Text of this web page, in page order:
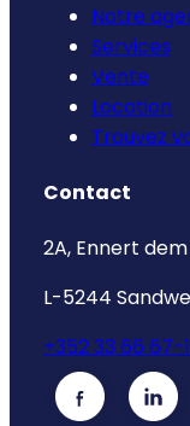
Notre
Services
Vente
Location
Trouvez
Contact
2A, Ennert
L-5244
+352 33 66 67-1